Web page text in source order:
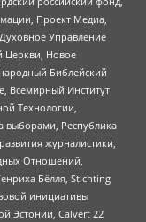
Проект Медиа,
Управление
Церкви, Новое
Библейский
Всемирный Институт
Технологии,
выборами, Республика
журналистики,
Отношений,
Бёлля, Stichting
инициативы
Эстонии, Calvert 22